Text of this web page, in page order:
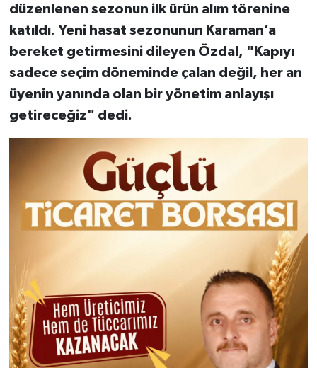
düzenlenen sezonun ilk ürün alım törenine
katıldı. Yeni hasat sezonunun Karaman’a
bereket getirmesini dileyen Özdal, "Kapıyı
sadece seçim döneminde çalan değil, her an
üyenin yanında olan bir yönetim anlayışı
getireceğiz" dedi.